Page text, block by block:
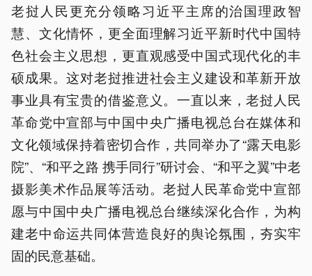
老挝人民更充分领略习近平主席的治国理政智
慧、文化情怀，更全面理解习近平新时代中国特
色社会主义思想，更直观感受中国式现代化的丰
硕成果。这对老挝推进社会主义建设和革新开放
事业具有宝贵的借鉴意义。一直以来，老挝人民
革命党中宣部与中国中央广播电视总台在媒体和
文化领域保持着密切合作，共同举办了“露天电影
院”、“和平之路 携手同行”研讨会、“和平之翼”中老
摄影美术作品展等活动。老挝人民革命党中宣部
愿与中国中央广播电视总台继续深化合作，为构
建老中命运共同体营造良好的舆论氛围，夯实牢
固的民意基础。